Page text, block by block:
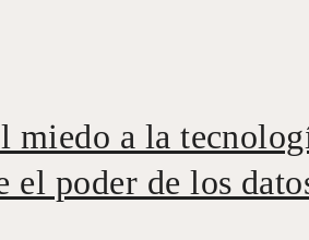
miedo a la
el poder de los